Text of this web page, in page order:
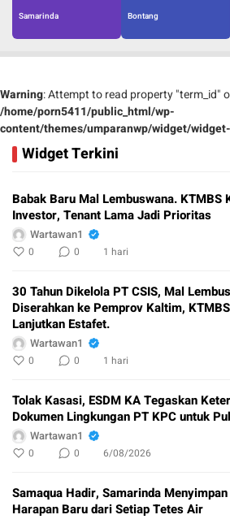
Samarinda Bontang
Warning: Attempt to read property "term_id"
/home/porn5411/public_html/wp-
content/themes/umparanwp/widget/
Widget Terkini
Babak Baru Mal Lembuswana. KTMBS
Investor, Tenant Lama Jadi Prioritas
Wartawan1
0 0 1 hari
30 Tahun Dikelola PT CSIS, Mal
Diserahkan ke Pemprov Kaltim, KTMBS
Lanjutkan Estafet.
Wartawan1
0 0 1 hari
Tolak Kasasi, ESDM KA Tegaskan
Dokumen Lingkungan PT KPC untuk
Wartawan1
0 0 6/08/2026
Samaqua Hadir, Samarinda Menyimpan
Harapan Baru dari Setiap Tetes Air